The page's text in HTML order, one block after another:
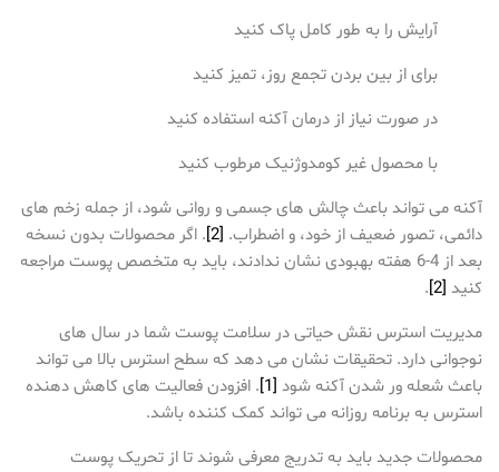
آرایش را به طور کامل پاک کنید
برای از بین بردن تجمع روز، تمیز کنید
در صورت نیاز از درمان آکنه استفاده کنید
با محصول غیر کومدوژنیک مرطوب کنید
آکنه می تواند باعث چالش های جسمی و روانی شود، از جمله زخم های
دائمی، تصور ضعیف از خود، و اضطراب. [2]
. اگر محصولات بدون نسخه
بعد از 4-6 هفته بهبودی نشان ندادند، باید به متخصص پوست مراجعه
کنید [2]
.
مدیریت استرس نقش حیاتی در سلامت پوست شما در سال های
نوجوانی دارد. تحقیقات نشان می دهد که سطح استرس بالا می تواند
باعث شعله ور شدن آکنه شود [1]
. افزودن فعالیت های کاهش دهنده
استرس به برنامه روزانه می تواند کمک کننده باشد.
محصولات جدید باید به تدریج معرفی شوند تا از تحریک پوست